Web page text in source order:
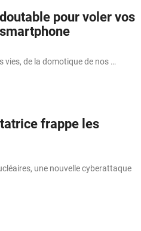
pour voler vos
vies, de la domotique de nos …
frappe les
une nouvelle cyberattaque